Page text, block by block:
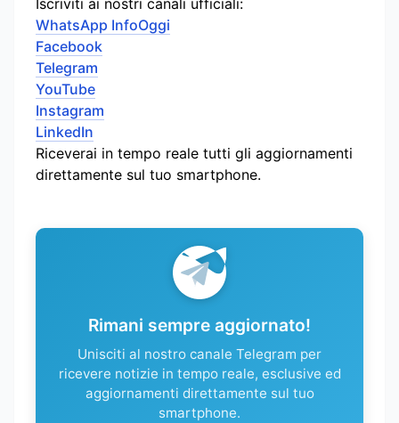
Iscriviti ai nostri canali ufficiali:
WhatsApp InfoOggi
Facebook
Telegram
YouTube
Instagram
LinkedIn
Riceverai in tempo reale tutti gli aggiornamenti
direttamente sul tuo smartphone.
Rimani sempre aggiornato!
Unisciti al nostro canale Telegram per
ricevere notizie in tempo reale, esclusive ed
aggiornamenti direttamente sul tuo
smartphone.